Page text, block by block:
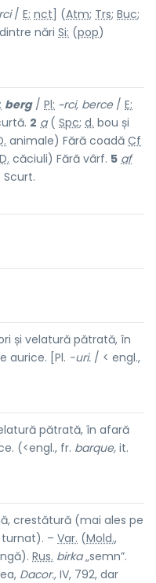
/ E: nct ] (Atm; Trs; Buc;
nări Si: (pop)
berg/ Pl: ~rci, berce/ E:
2 a( Spc; d. bou și
animale) Fără coadă Cf
D. căciuli) Fără vârf. 5 af
și velatură pătrată, în
aurice. [Pl. -uri. / < engl.,
pătrată, în afară
(<engl., fr. barque, it.
crestătură (mai ales pe
– Var. (Mold.,
Rus. birka„semn”.
Dacor., IV, 792, dar